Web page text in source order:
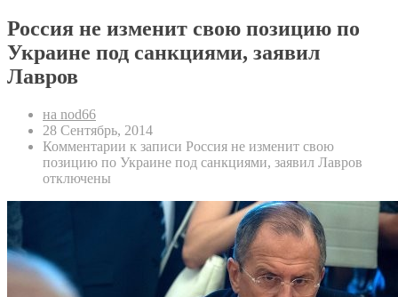
Россия не изменит свою позицию по
Украине под санкциями, заявил
Лавров
на nod66
28 Сентябрь, 2014
Комментарии к записи Россия не изменит свою
позицию по Украине под санкциями, заявил Лавров
отключены